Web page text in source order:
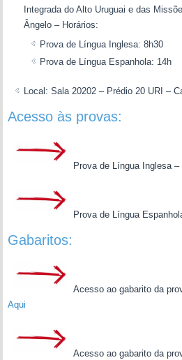
Integrada do Alto Uruguai e das
Ângelo – Horários:
Prova de Língua Inglesa: 8h30
Prova de Língua Espanhola: 14h
Local: Sala 20202 – Prédio 20 URI –
Acesso às provas:
Prova de Língua Inglesa –
Prova de Língua
Gabaritos:
Acesso ao gabarito da
Aqui
Acesso ao gabarito da